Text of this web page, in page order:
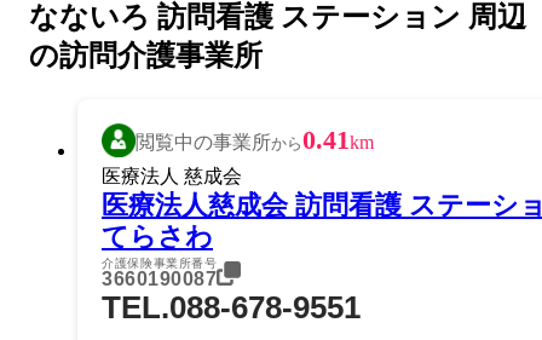
なないろ 訪問看護 ステーション 周辺
の訪問介護事業所
閲覧中の事業所から0.41km
医療法人 慈成会
医療法人慈成会 訪問看護 ステーシ
てらさわ
介護保険事業所番号
3660190087
TEL.088-678-9551